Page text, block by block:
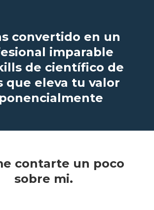
convertido en un
imparable
de científico de
que eleva tu valor
contarte un poco
sobre mi.